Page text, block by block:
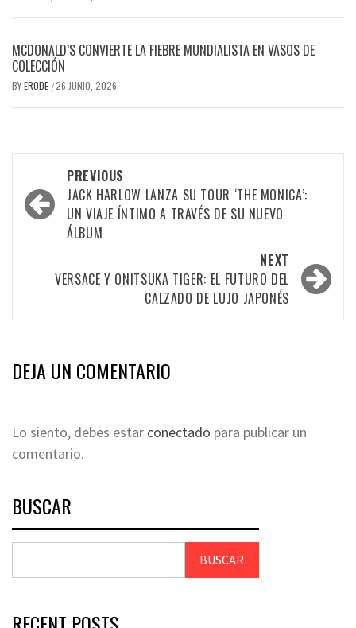
MCDONALD’S CONVIERTE LA FIEBRE MUNDIALISTA EN VASOS DE
COLECCIÓN
BYERODE /26 JUNIO, 2026
PREVIOUS
JACK HARLOW LANZA SU TOUR ‘THE MONICA’:
UN VIAJE ÍNTIMO A TRAVÉS DE SU NUEVO
ÁLBUM
NEXT
VERSACE Y ONITSUKA TIGER: EL FUTURO DEL
CALZADO DE LUJO JAPONÉS
DEJA UN COMENTARIO
Lo siento, debes estar conectado para publicar un
comentario.
BUSCAR
BUSCAR